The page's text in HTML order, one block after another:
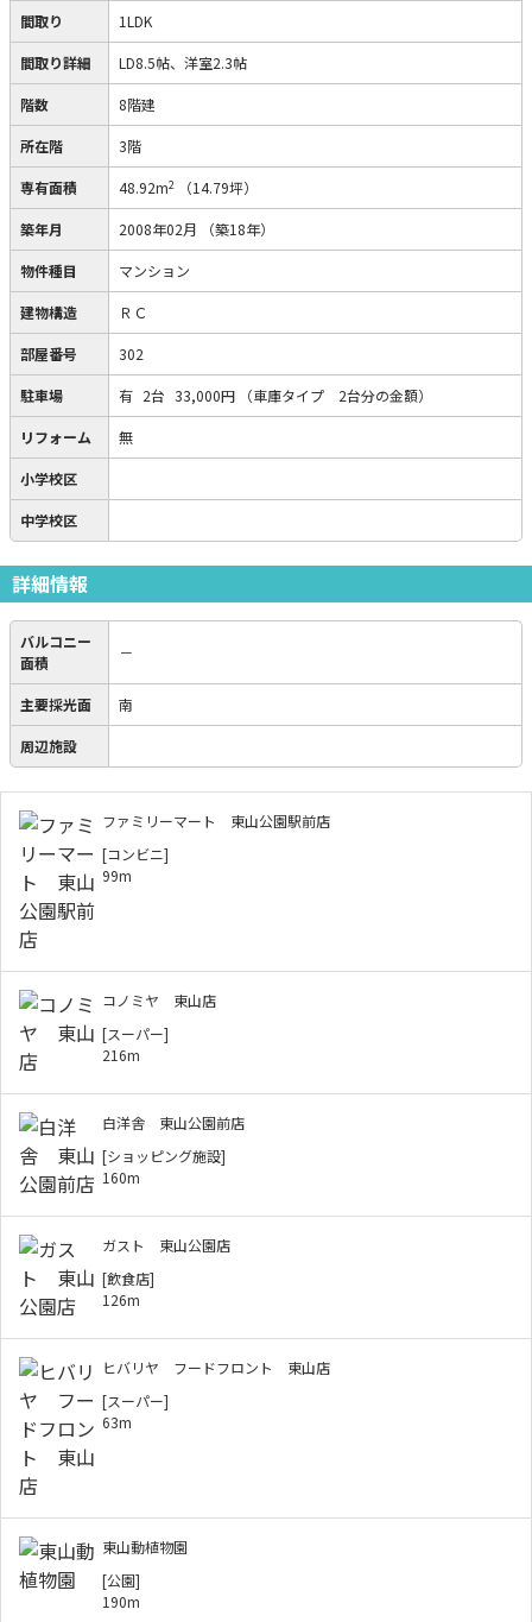
間取り 1LDK
間取り詳細 LD8.5帖、洋室2.3帖
階数 8階建
所在階 3階
専有面積 48.92m2 （14.79坪）
築年月 2008年02月 （築18年）
物件種目 マンション
建物構造 ＲＣ
部屋番号 302
駐車場 有 2台 33,000円 （車庫タイプ 2台分の金額）
リフォーム 無
小学校区
中学校区
詳細情報
バルコニー
面積
－
主要採光面 南
周辺施設
ファミリーマート 東山公園駅前店
[コンビニ]
99m
コノミヤ 東山店
[スーパー]
216m
白洋舎 東山公園前店
[ショッピング施設]
160m
ガスト 東山公園店
[飲食店]
126m
ヒバリヤ フードフロント 東山店
[スーパー]
63m
東山動植物園
[公園]
190m